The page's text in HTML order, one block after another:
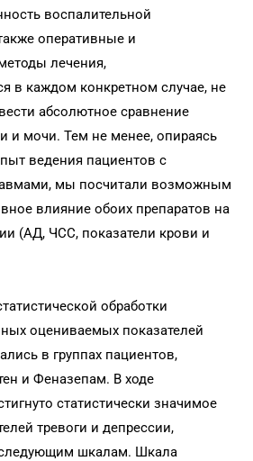
воспалительной
оперативные и
лечения,
в каждом конкретном случае, не
абсолютное сравнение
и мочи. Тем не менее, опираясь
ведения пациентов с
мы посчитали возможным
влияние обоих препаратов на
(АД, ЧСС, показатели крови и
обработки
оцениваемых показателей
в группах пациентов,
и Феназепам. В ходе
статистически значимое
тревоги и депрессии,
шкалам. Шкала